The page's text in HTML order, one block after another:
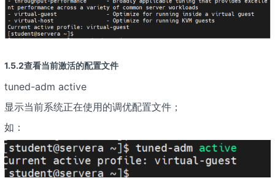
1.5.2查看当前激活的配置文件
tuned-adm active
显示当前系统正在使用的调优配置文件；
如：